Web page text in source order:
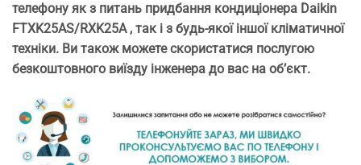
телефону як з питань придбання кондиціонера Daikin
FTXK25AS/RXK25A, так і з будь-якої іншої кліматичної
техніки. Ви також можете скористатися послугою
безкоштовного виїзду інженера до вас на об’єкт.